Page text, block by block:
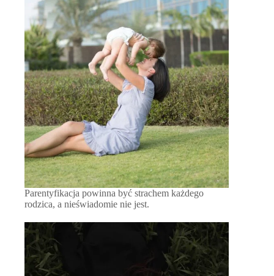
Parentyfikacja powinna być strachem każdego
rodzica, a nieświadomie nie jest.